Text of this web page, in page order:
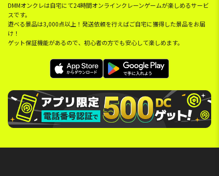
DMMオンクレは自宅にて24時間オンラインクレーンゲームが楽しめるサービ
スです。
遊べる景品は3,000点以上！発送依頼を行えばご自宅に獲得した景品をお届
け！
ゲット保証機能があるので、初心者の方でも安心して楽しめます。